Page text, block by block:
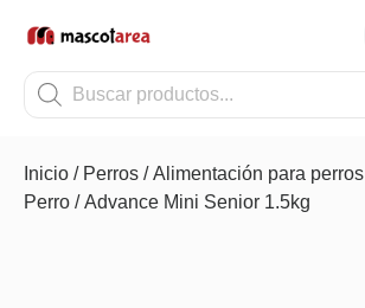
Inicio / Perros /Alimentación para perros
Perro / Advance Mini Senior 1.5kg